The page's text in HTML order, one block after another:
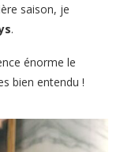
saison, je
.
énorme le
bien entendu !